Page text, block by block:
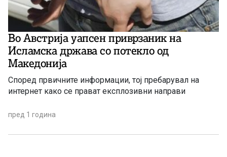
Во Австрија уапсен приврзаник на
Исламска држава со потекло од
Македонија
Според првичните информации, тој пребарувал на
интернет како се прават експлозивни направи
пред 1 година